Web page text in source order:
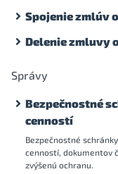
Spojenie zmlúv
Delenie zmluvy
Správy
Bezpečnostné
cenností
Bezpečnostné
cenností, dokumentov
zvýšenú ochranu.